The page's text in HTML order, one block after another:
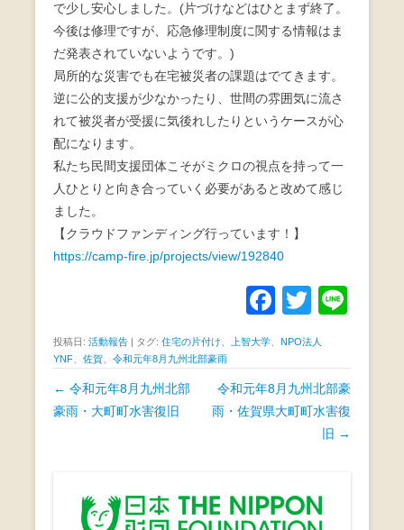
で少し安心しました。(片づけなどはひとまず終了。
今後は修理ですが、応急修理制度に関する情報はま
だ発表されていないようです。)
局所的な災害でも在宅被災者の課題はでてきます。
逆に公的支援が少なかったり、世間の雰囲気に流さ
れて被災者が受援に気後れしたりというケースが心
配になります。
私たち民間支援団体こそがミクロの視点を持って一
人ひとりと向き合っていく必要があると改めて感じ
ました。
【クラウドファンディング行っています！】
https://camp-fire.jp/projects/view/192840
F
a
c
e
b
k
T
wi
er
投稿日: 活動報告 タグ: 住宅の片付け 上智大学
NPO法人
YNF
佐賀 令和元年8月九州北部豪雨
投
稿
← 令和元年8月九州北部
豪雨・大町町水害復旧
令和元年8月九州北部豪
雨・佐賀県大町町水害復
旧 →